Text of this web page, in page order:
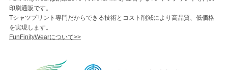
印刷通販です。
Tシャツプリント専門だからできる技術とコスト削減により高品質、低価格
を実現します。
FunFinityWearについて>>